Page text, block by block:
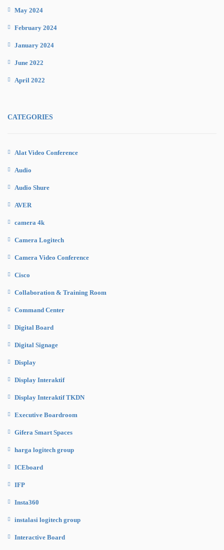
May 2024
February 2024
January 2024
June 2022
April 2022
CATEGORIES
Alat Video Conference
Audio
Audio Shure
AVER
camera 4k
Camera Logitech
Camera Video Conference
Cisco
Collaboration & Training Room
Command Center
Digital Board
Digital Signage
Display
Display Interaktif
Display Interaktif TKDN
Executive Boardroom
Gifera Smart Spaces
harga logitech group
ICEboard
IFP
Insta360
instalasi logitech group
Interactive Board